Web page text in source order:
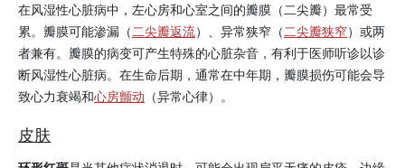
在风湿性心脏病中，左心房和心室之间的瓣膜（二尖瓣）最常受
累。瓣膜可能渗漏（二尖瓣返流）、异常狭窄（二尖瓣狭窄）或两
者兼有。瓣膜的病变可产生特殊的心脏杂音，有利于医师听诊以诊
断风湿性心脏病。在生命后期，通常在中年期，瓣膜损伤可能会导
致心力衰竭和心房颤动 （异常心律）。
皮肤